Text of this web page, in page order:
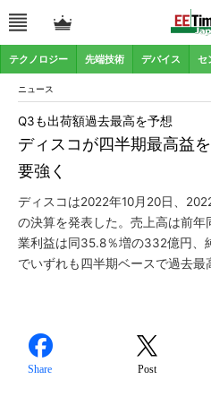
テクノロジー 先端技術 デバイス セ
ニュース
ディスコが四半期最高益
要強く
Q3も出荷額過去最高を予想
ディスコは2022年10月20日、
の決算を発表した。売上高は前
業利益は同35.8％増の332億円、
でいずれも四半期ベースで過去最
Share Post